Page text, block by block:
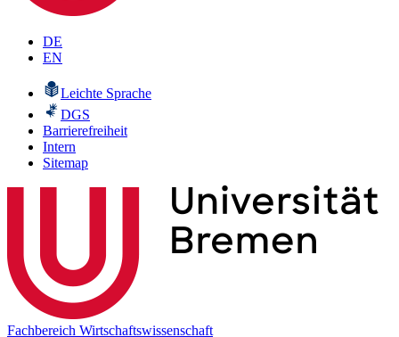
DE
EN
Leichte Sprache
DGS
Barrierefreiheit
Intern
Sitemap
Fachbereich Wirtschaftswissenschaft